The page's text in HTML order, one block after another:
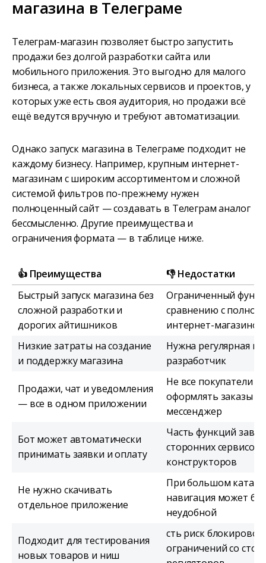
магазина в Телеграме
Телеграм-магазин позволяет быстро запустить
продажи без долгой разработки сайта или
мобильного приложения. Это выгодно для малого
бизнеса, а также локальных сервисов и проектов, у
которых уже есть своя аудитория, но продажи всё
ещё ведутся вручную и требуют автоматизации.
Однако запуск магазина в Телеграме подходит не
каждому бизнесу. Например, крупным интернет-
магазинам с широким ассортиментом и сложной
системой фильтров по-прежнему нужен
полноценный сайт — создавать в Телеграм аналог
бессмысленно. Другие преимущества и
ограничения формата — в таблице ниже.
👍 Преимущества
👎 Недостатки
Быстрый запуск магазина без
сложной разработки и
дорогих айтишников
Ограниченный
сравнению с
интернет-магазином
Низкие затраты на создание
и поддержку магазина
Нужна регулярная
разработчик
Продажи, чат и уведомления
— все в одном приложении
Не все покупатели
оформлять заказы
мессенджер
Бот может автоматически
принимать заявки и оплату
Часть функций
сторонних сервисов
конструкторов
Не нужно скачивать
отдельное приложение
При большом
навигация может
неудобной
Подходит для тестирования
новых товаров и ниш
сть риск
ограничений со